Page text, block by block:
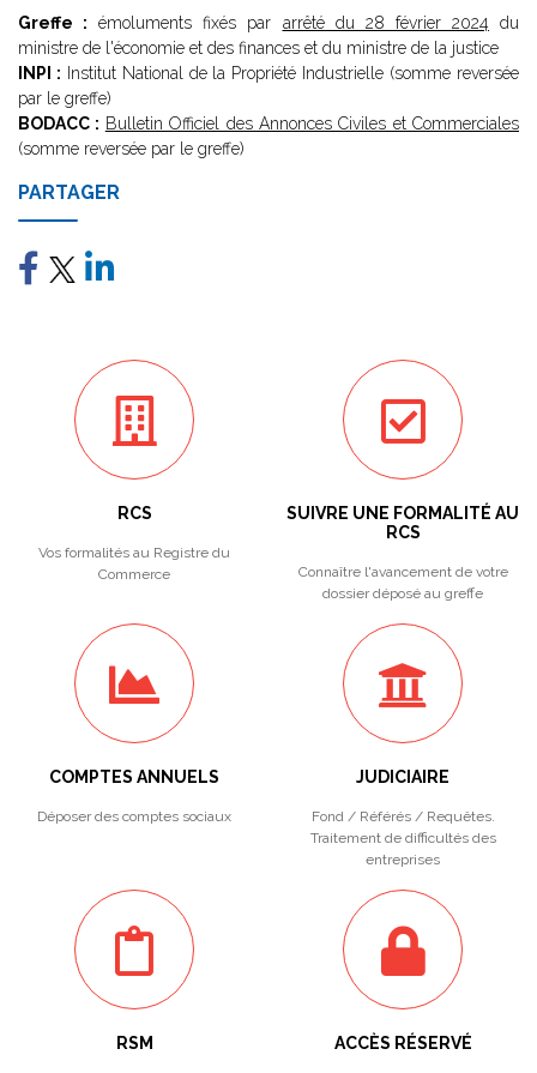
Greffe : émoluments fixés par arrêté du 28 février 2024 du
ministre de l'économie et des finances et du ministre de la justice
INPI : Institut National de la Propriété Industrielle (somme reversée
par le greffe)
BODACC : Bulletin Officiel des Annonces Civiles et Commerciales
(somme reversée par le greffe)
PARTAGER
RCS
Vos formalités au Registre du
Commerce
SUIVRE UNE FORMALITÉ AU
RCS
Connaître l'avancement de votre
dossier déposé au greffe
COMPTES ANNUELS
Déposer des comptes sociaux
JUDICIAIRE
Fond / Référés / Requêtes.
Traitement de difficultés des
entreprises
RSM ACCÈS RÉSERVÉ